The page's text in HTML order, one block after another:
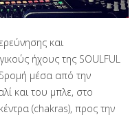
και
ήχους της SOULFUL
μέσα από την
και του μπλε, στο
(chakras), προς την